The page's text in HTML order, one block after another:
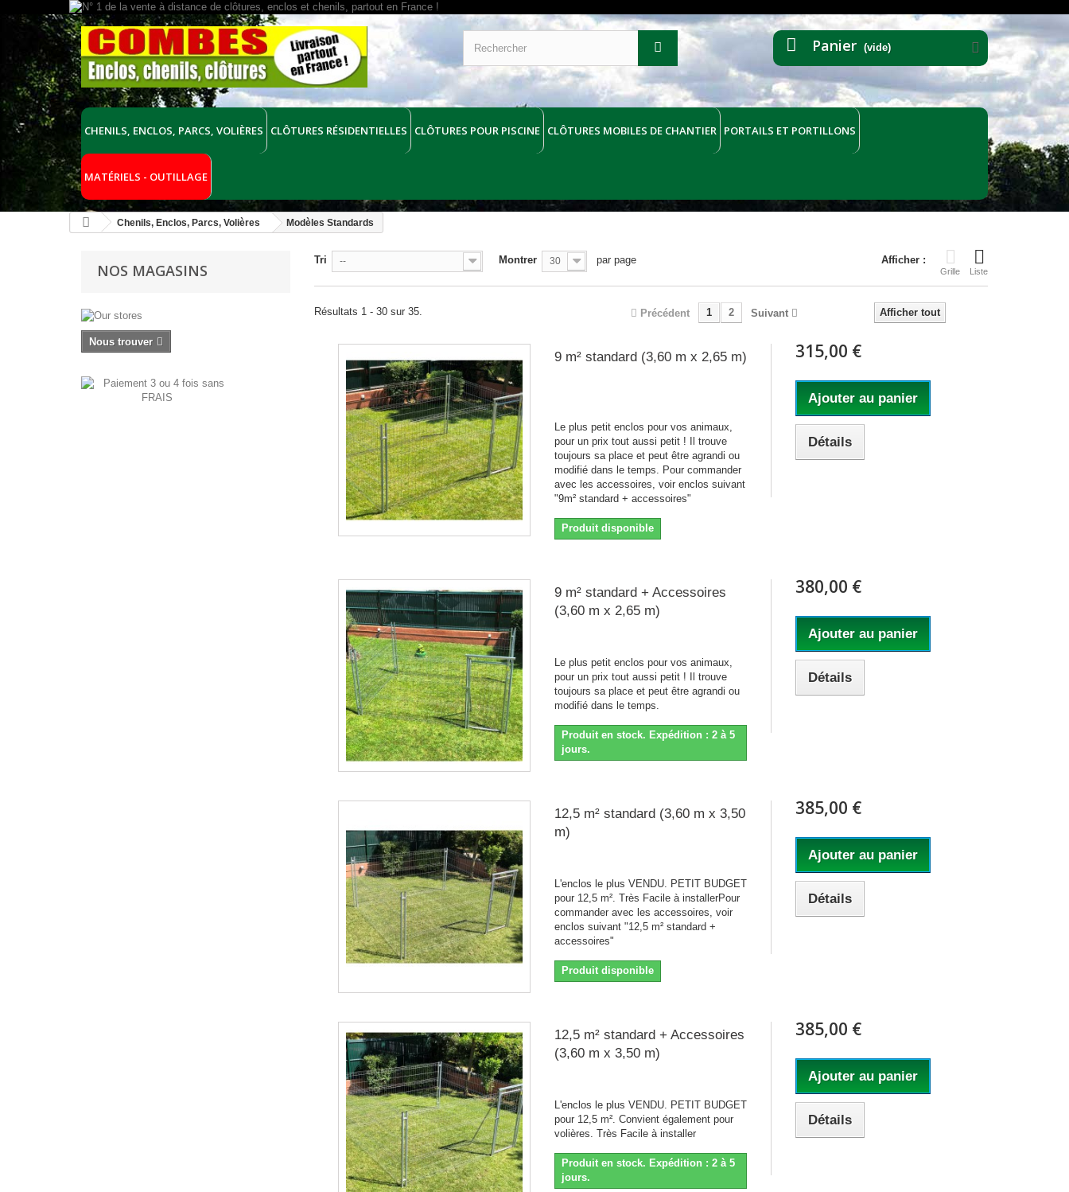
Panier (vide)
CHENILS, ENCLOS, PARCS, VOLIÈRES CLÔTURES RÉSIDENTIELLES CLÔTURES POUR PISCINE CLÔTURES MOBILES DE CHANTIER PORTAILS ET PORTILLONS
MATÉRIELS - OUTILLAGE
Chenils, Enclos, Parcs, Volières Modèles Standards
NOS MAGASINS
Nous trouver
Afficher :
Grille Liste
Tri -- Montrer 30 par page
Afficher tout
Précédent 1 2 Suivant
Résultats 1 - 30 sur 35.
9 m² standard (3,60 m x 2,65 m)
Le plus petit enclos pour vos animaux,
pour un prix tout aussi petit ! Il trouve
toujours sa place et peut être agrandi ou
modifié dans le temps. Pour commander
avec les accessoires, voir enclos suivant
"9m² standard + accessoires"
Produit disponible
315,00 €
Ajouter au panier
Détails
9 m² standard + Accessoires
(3,60 m x 2,65 m)
Le plus petit enclos pour vos animaux,
pour un prix tout aussi petit ! Il trouve
toujours sa place et peut être agrandi ou
modifié dans le temps.
Produit en stock. Expédition : 2 à 5
jours.
380,00 €
Ajouter au panier
Détails
12,5 m² standard (3,60 m x 3,50
m)
L'enclos le plus VENDU. PETIT BUDGET
pour 12,5 m². Très Facile à installerPour
commander avec les accessoires, voir
enclos suivant "12,5 m² standard +
accessoires"
Produit disponible
385,00 €
Ajouter au panier
Détails
12,5 m² standard + Accessoires
(3,60 m x 3,50 m)
L'enclos le plus VENDU. PETIT BUDGET
pour 12,5 m². Convient également pour
volières. Très Facile à installer
Produit en stock. Expédition : 2 à 5
jours.
385,00 €
Ajouter au panier
Détails